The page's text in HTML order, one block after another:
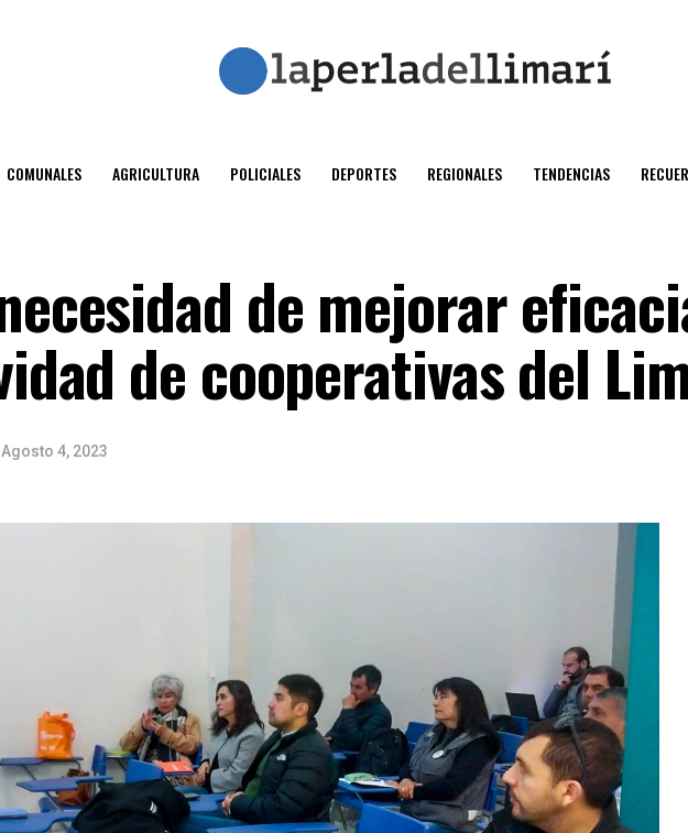
COMUNALES AGRICULTURA POLICIALES DEPORTES REGIONALES TENDENCIAS
de mejorar
de cooperativas del
Agosto 4, 2023